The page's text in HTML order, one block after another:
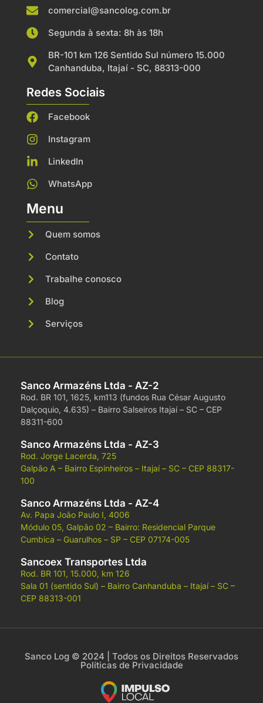
comercial@sancolog.com.br
Segunda à sexta: 8h às 18h
BR-101 km 126 Sentido Sul número 15.000
Canhanduba, Itajaí - SC, 88313-000
Redes Sociais
Facebook
Instagram
LinkedIn
WhatsApp
Menu
Quem somos
Contato
Trabalhe conosco
Blog
Serviços
Sanco Armazéns Ltda - AZ-2
Rod. BR 101, 1625, km113 (fundos Rua César Augusto
Dalçoquio, 4.635) – Bairro Salseiros Itajaí – SC – CEP
88311-600
Sanco Armazéns Ltda - AZ-3
Rod. Jorge Lacerda, 725
Galpão A – Bairro Espinheiros – Itajaí – SC – CEP 88317-
100
Sanco Armazéns Ltda - AZ-4
Av. Papa João Paulo I, 4006
Módulo 05, Galpão 02 – Bairro: Residencial Parque
Cumbica – Guarulhos – SP – CEP 07174-005
Sancoex Transportes Ltda
Rod. BR 101, 15.000, km 126
Sala 01 (sentido Sul) – Bairro Canhanduba – Itajaí – SC –
CEP 88313-001
Sanco Log © 2024 | Todos os Direitos Reservados
Políticas de Privacidade